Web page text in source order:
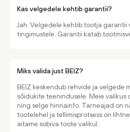
Kas velgedele kehtib garantii?
Jah. Velgedele kehtib tootja garantii
tingimustele. Garantii katab
Miks valida just BEIZ?
BEIZ keskendub rehvide ja velgede
sõidukite teenindusele. Meie
ning selge hinnainfo. Tarneajad on
tootelehel ja tellimisprotsess on
aitame sobiva toote valikul.